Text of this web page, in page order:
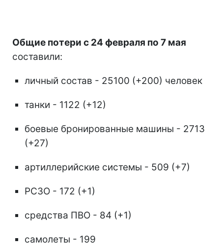
Общие потери с 24 февраля по 7 мая
составили:
личный состав - 25100 (+200) человек
танки - 1122 (+12)
боевые бронированные машины - 2713
(+27)
артиллерийские системы - 509 (+7)
РСЗО - 172 (+1)
средства ПВО - 84 (+1)
самолеты - 199